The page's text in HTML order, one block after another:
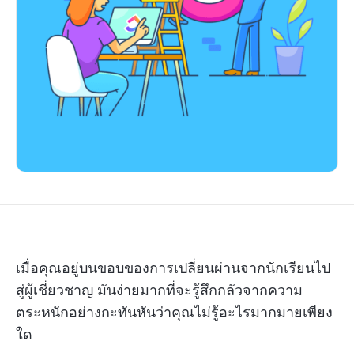
เมื่อคุณอยู่บนขอบของการเปลี่ยนผ่านจากนักเรียนไป
สู่ผู้เชี่ยวชาญ มันง่ายมากที่จะรู้สึกกลัวจากความ
ตระหนักอย่างกะทันหันว่าคุณไม่รู้อะไรมากมายเพียง
ใด